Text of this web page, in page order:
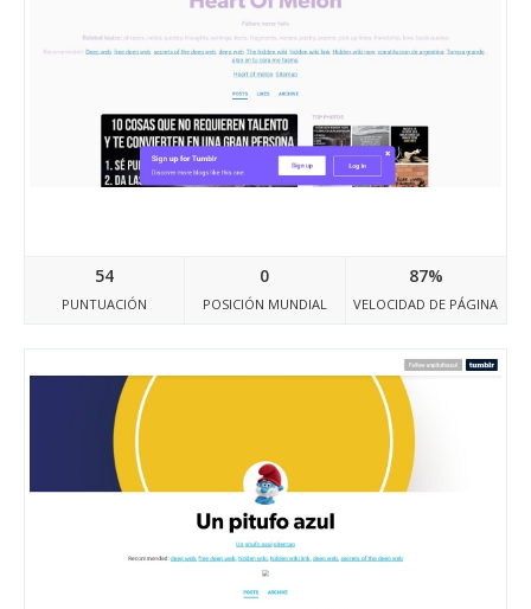
54
PUNTUACIÓN
0
POSICIÓN MUNDIAL
87%
VELOCIDAD DE PÁGINA